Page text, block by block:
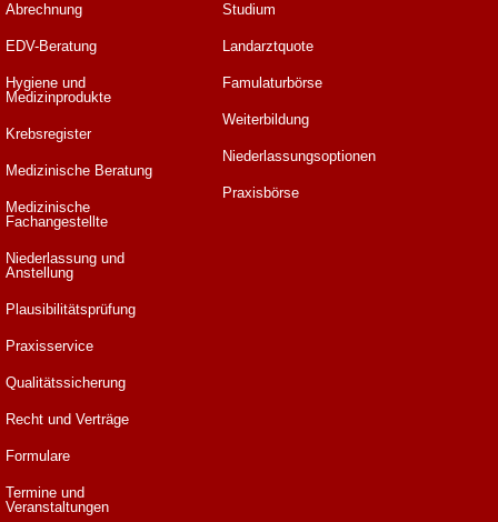
Abrechnung
EDV-Beratung
Hygiene und
Medizinprodukte
Krebsregister
Medizinische Beratung
Medizinische
Fachangestellte
Niederlassung und
Anstellung
Plausibilitätsprüfung
Praxisservice
Qualitätssicherung
Recht und Verträge
Formulare
Termine und
Veranstaltungen
Studium
Landarztquote
Famulaturbörse
Weiterbildung
Niederlassungsoptionen
Praxisbörse